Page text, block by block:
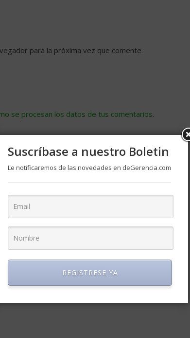
para la próxima vez que comente.
se procesan los datos de tus comentarios.
Suscríbase a nuestro Boletin
Le notificaremos de las novedades en deGerencia.com
REGISTRESE YA